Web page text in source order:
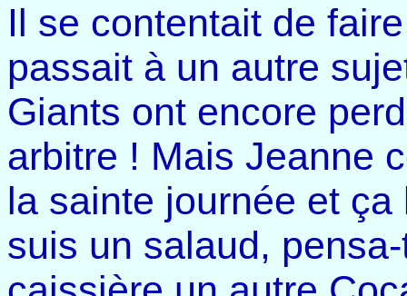
Il se contentait de
passait à un autre
Giants ont encore
arbitre ! Mais Jeanne
la sainte journée et
suis un salaud,